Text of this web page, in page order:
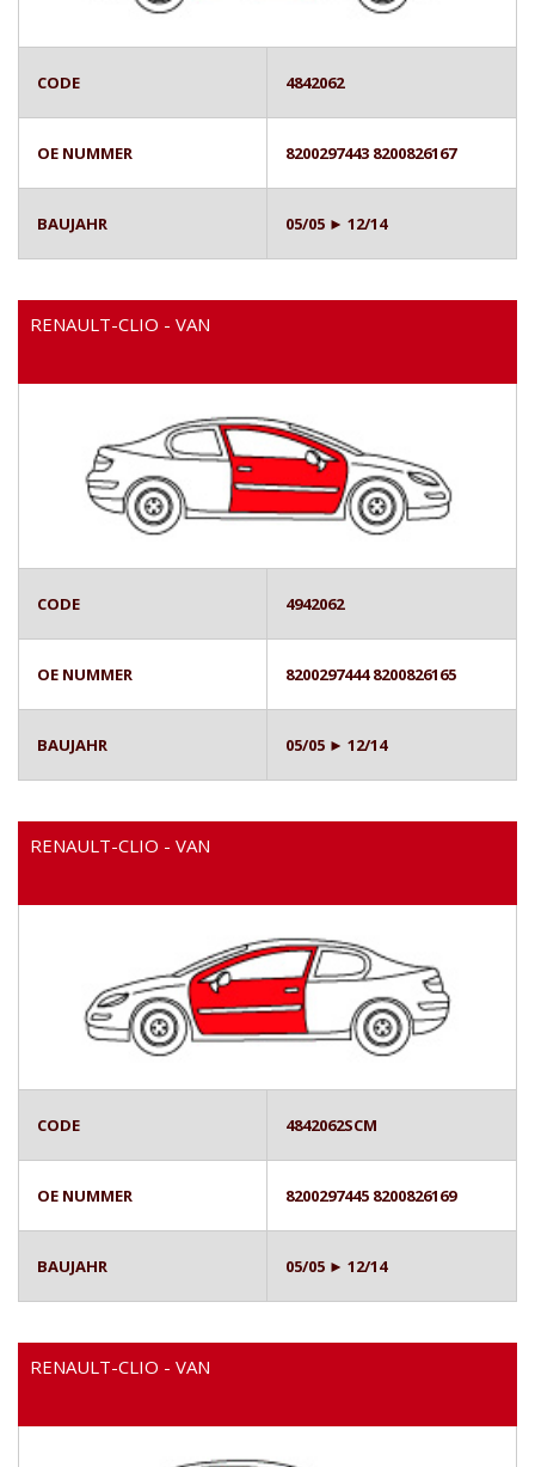
CODE 4842062
OE NUMMER 8200297443 8200826167
BAUJAHR 05/05 ► 12/14
RENAULT-CLIO - VAN
CODE 4942062
OE NUMMER 8200297444 8200826165
BAUJAHR 05/05 ► 12/14
RENAULT-CLIO - VAN
CODE 4842062SCM
OE NUMMER 8200297445 8200826169
BAUJAHR 05/05 ► 12/14
RENAULT-CLIO - VAN